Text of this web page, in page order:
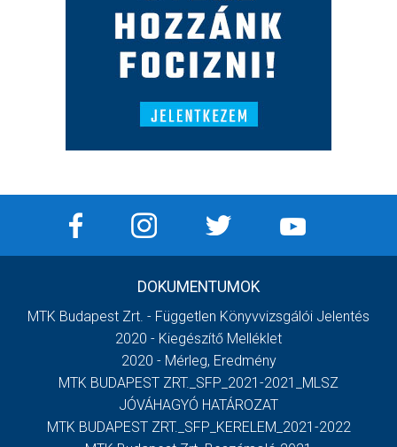
DOKUMENTUMOK
MTK Budapest Zrt. - Független Könyvvizsgálói Jelentés
2020 - Kiegészítő Melléklet
2020 - Mérleg, Eredmény
MTK BUDAPEST ZRT._SFP_2021-2021_MLSZ
JÓVÁHAGYÓ HATÁROZAT
MTK BUDAPEST ZRT._SFP_KERELEM_2021-2022